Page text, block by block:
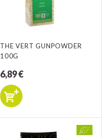
THE VERT GUNPOWDER
100G
6,89 €